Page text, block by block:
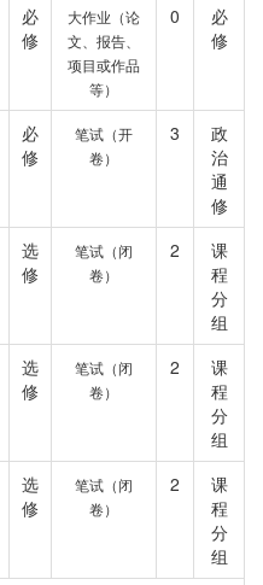
必
修
大作业（论
文、报告、
项目或作品
等）
0
必
修
必
修
笔试（开
卷）
3
政
治
通
修
选
修
笔试（闭
卷）
2
课
程
分
组
选
修
笔试（闭
卷）
2
课
程
分
组
选
修
笔试（闭
卷）
2
课
程
分
组